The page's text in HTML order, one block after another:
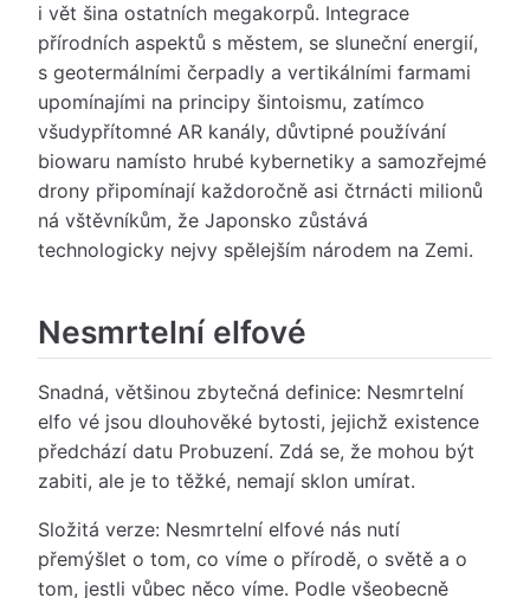
i vět šina ostatních megakorpů. Integrace
přírodních aspektů s městem, se sluneční energií,
s geotermálními čerpadly a vertikálními farmami
upomínajími na principy šintoismu, zatímco
všudypřítomné AR kanály, důvtipné používání
biowaru namísto hrubé kybernetiky a samozřejmé
drony připomínají každoročně asi čtrnácti milionů
ná vštěvníkům, že Japonsko zůstává
technologicky nejvy spělejším národem na Zemi.
Nesmrtelní elfové
Snadná, většinou zbytečná definice: Nesmrtelní
elfo vé jsou dlouhověké bytosti, jejichž existence
předchází datu Probuzení. Zdá se, že mohou být
zabiti, ale je to těžké, nemají sklon umírat.
Složitá verze: Nesmrtelní elfové nás nutí
přemýšlet o tom, co víme o přírodě, o světě a o
tom, jestli vůbec něco víme. Podle všeobecně